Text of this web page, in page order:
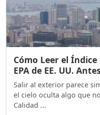
Cómo Leer el
EPA de EE. UU.
Salir al exterior parece
el cielo oculta algo que
Calidad ...